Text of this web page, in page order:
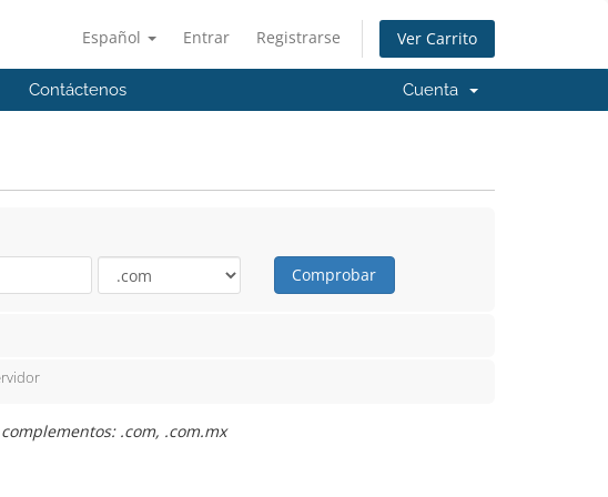
Español Entrar Registrarse Ver Carrito
Contáctenos Cuenta
Comprobar
.com, .com.mx